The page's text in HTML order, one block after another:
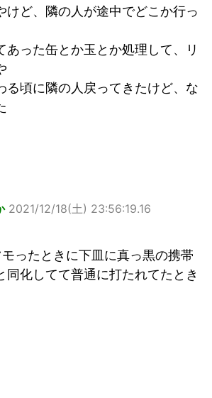
けど、隣の人が途中でどこか行っ
あった缶とか玉とか処理して、リ
る頃に隣の人戻ってきたけど、な
2021/12/18(土) 23:56:19.16
ったときに下皿に真っ黒の携帯
同化してて普通に打たれてたとき